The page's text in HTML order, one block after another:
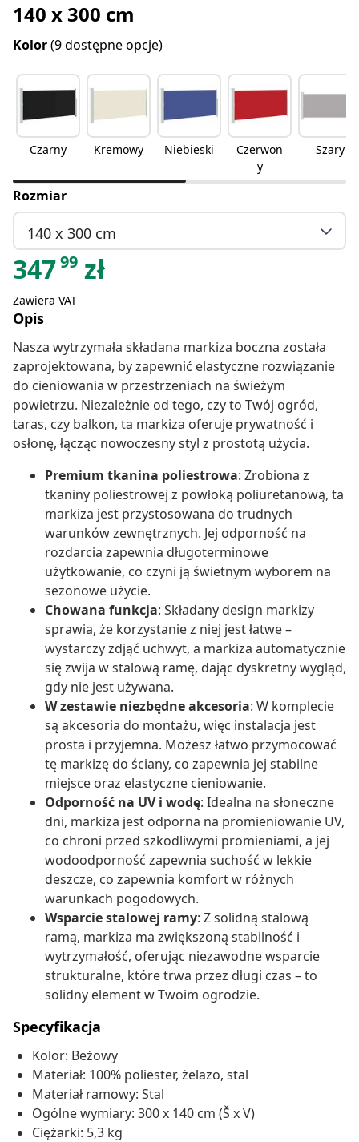
140 x 300 cm
Kolor(9 dostępne opcje)
Czarny Kremowy Niebieski
Czerwon
y
Szary
Rozmiar
140 x 300 cm
34799 zł
Zawiera VAT
Opis
Nasza wytrzymała składana markiza boczna została
zaprojektowana, by zapewnić elastyczne rozwiązanie
do cieniowania w przestrzeniach na świeżym
powietrzu. Niezależnie od tego, czy to Twój ogród,
taras, czy balkon, ta markiza oferuje prywatność i
osłonę, łącząc nowoczesny styl z prostotą użycia.
Premium tkanina poliestrowa: Zrobiona z
tkaniny poliestrowej z powłoką poliuretanową, ta
markiza jest przystosowana do trudnych
warunków zewnętrznych. Jej odporność na
rozdarcia zapewnia długoterminowe
użytkowanie, co czyni ją świetnym wyborem na
sezonowe użycie.
Chowana funkcja: Składany design markizy
sprawia, że korzystanie z niej jest łatwe –
wystarczy zdjąć uchwyt, a markiza automatycznie
się zwija w stalową ramę, dając dyskretny wygląd,
gdy nie jest używana.
W zestawie niezbędne akcesoria: W komplecie
są akcesoria do montażu, więc instalacja jest
prosta i przyjemna. Możesz łatwo przymocować
tę markizę do ściany, co zapewnia jej stabilne
miejsce oraz elastyczne cieniowanie.
Odporność na UV i wodę: Idealna na słoneczne
dni, markiza jest odporna na promieniowanie UV,
co chroni przed szkodliwymi promieniami, a jej
wodoodporność zapewnia suchość w lekkie
deszcze, co zapewnia komfort w różnych
warunkach pogodowych.
Wsparcie stalowej ramy: Z solidną stalową
ramą, markiza ma zwiększoną stabilność i
wytrzymałość, oferując niezawodne wsparcie
strukturalne, które trwa przez długi czas – to
solidny element w Twoim ogrodzie.
Specyfikacja
Kolor: Beżowy
Materiał: 100% poliester, żelazo, stal
Materiał ramowy: Stal
Ogólne wymiary: 300 x 140 cm (Š x V)
Ciężarki: 5,3 kg